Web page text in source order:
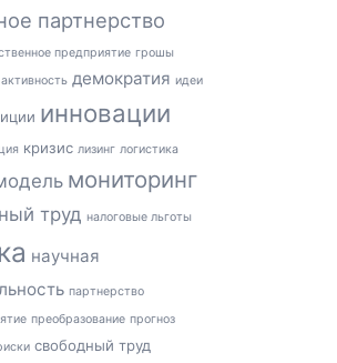
партнерство
предприятие грошы
демократия идеи
инновации
кризис лизинг логистика
мониторинг
труд налоговые льготы
научная
партнерство
преобразование прогноз
свободный труд